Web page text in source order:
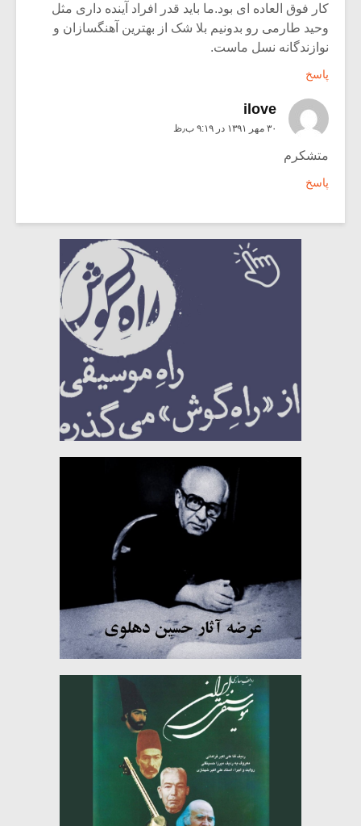
کار فوق العاده ای بود.ما باید قدر افراد آینده داری مثل
وحید طارمی رو بدونیم بلا شک از بهترین آهنگسازان و
نوازندگانه نسل ماست.
پاسخ
ilove
۳۰ مهر ۱۳۹۱ در ۹:۱۹ ب٫ظ
متشکرم
پاسخ